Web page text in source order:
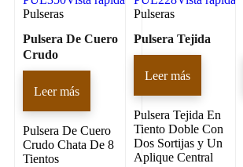
Pulseras
Pulsera De Cuero
Crudo
Leer más
Pulsera De Cuero
Crudo Chata De 8
Tientos
Pulseras
Pulsera Tejida
Leer más
Pulsera Tejida En
Tiento Doble Con
Dos Sortijas y Un
Aplique Central